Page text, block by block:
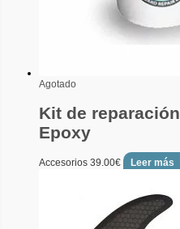
Agotado
Kit de reparación
Epoxy
Accesorios 39.00€ Leer más